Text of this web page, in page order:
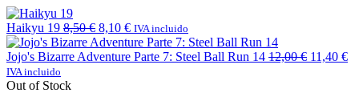
Haikyu 19 8,50€ 8,10 € IVA incluido
Jojo's Bizarre Adventure Parte 7: Steel Ball Run 14 12,00€ 11,40 €
IVA incluido
Out of Stock